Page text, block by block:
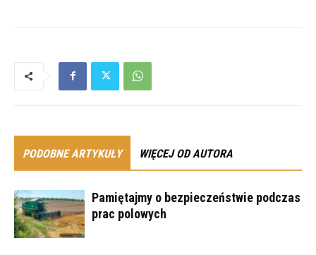
PODOBNE ARTYKUŁY WIĘCEJ OD AUTORA
Pamiętajmy o bezpieczeństwie podczas
prac polowych